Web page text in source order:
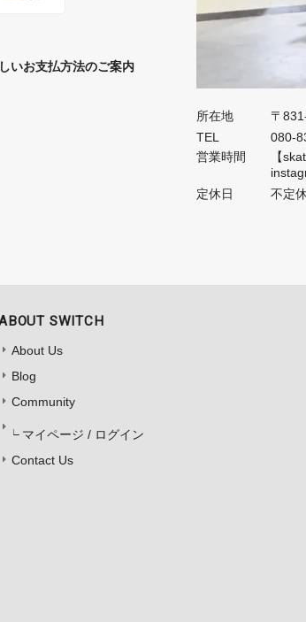
いお支払方法のご案内
所在地
〒
TEL
080-
営業時間
【
定休日
不定
SWITCH
About Us
Blog
Community
マイページ / ログイン
Contact Us